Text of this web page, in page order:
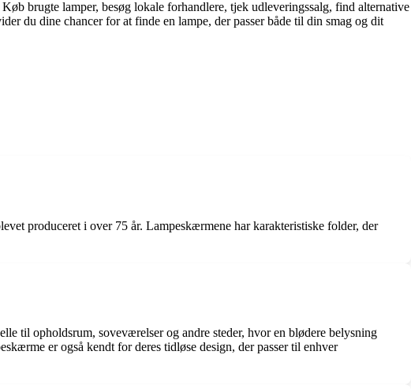
brugte lamper, besøg lokale forhandlere, tjek udleveringssalg, find alternative
du dine chancer for at finde en lampe, der passer både til din smag og dit
produceret i over 75 år. Lampeskærmene har karakteristiske folder, der
til opholdsrum, soveværelser og andre steder, hvor en blødere belysning
er også kendt for deres tidløse design, der passer til enhver